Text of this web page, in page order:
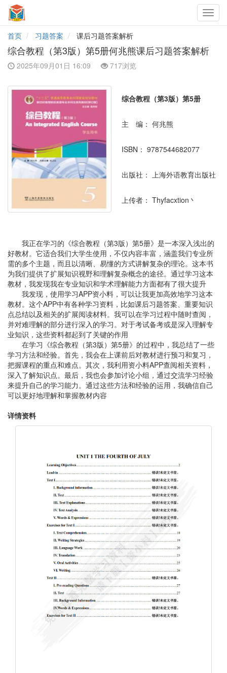
首页
习题答案 课后习题答案解析
综合教程（第3版）第5册何兆熊课后习题答案解析
2025年09月01日 16:09 717浏览
综合教程（第3版）第5册
主 编： 何兆熊
ISBN： 9787544682077
出版社： 上海外语教育出版社
上传者： Thyfacxtion丶
我正在学习的《综合教程（第3版）第5册》是一本深入浅出的
好教材。它适合我们大学生使用，不仅内容丰富，涵盖我们专业所
需的多个主题，而且以清晰、易懂的方式讲解复杂的理论。这本书
为我们提供了扩展知识视野和理解复杂概念的途径。通过学习这本
教材，我发现我在专业知识和学术理解能力方面都有了很大提升
我发现，使用学习APP资小料，可以让我更加高效地学习这本
教材。这个APP中有各种学习资料，比如课后习题答案、重要知识
点总结以及相关的扩展阅读材料。我可以在学习过程中随时查阅，
并对难理解的部分进行深入的学习。对于考试备考或是深入理解专
业知识，这些资料都起到了关键的作用
在学习《综合教程（第3版）第5册》的过程中，我总结了一些
学习方法和经验。首先，我会在上课前后对教材进行预习和复习，
把握课程的重点和难点。其次，我利用资小料APP查阅相关资料，
深入了解知识点。最后，我也会参加讨论小组，通过交流学习经验
来提升自己的学习能力。通过这些方法和经验的运用，我确信自己
可以更好地理解和掌握教材内容
详情资料